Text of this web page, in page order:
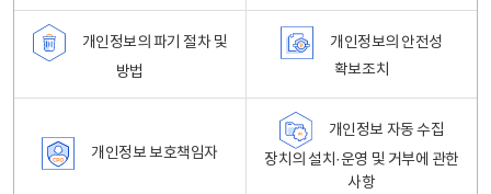
개인정보의 파기 절차 및
방법
개인정보의 안전성
확보조치
개인정보 보호책임자
개인정보 자동 수집
장치의 설치·운영 및 거부에 관한
사항